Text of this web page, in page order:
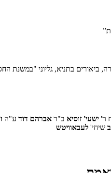
ביאורים בתניא, גליוני "במשנת
ר' ישעי' זוסיא ב"ר אברהם דוד ע"ה
שיחי' לעבאוויטש